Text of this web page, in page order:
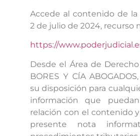
Accede al contenido de la
2 de julio de 2024, recurso
https://
Desde el Área de
BORES Y CÍA
su disposición para
información que
relación con el contenido
presente nota